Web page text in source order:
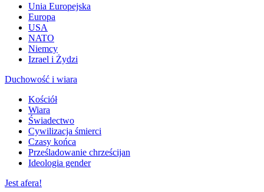
Unia Europejska
Europa
USA
NATO
Niemcy
Izrael i Żydzi
Duchowość i wiara
Kościół
Wiara
Świadectwo
Cywilizacja śmierci
Czasy końca
Prześladowanie chrześcijan
Ideologia gender
Jest afera!